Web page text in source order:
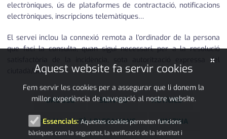
electròniques, ús de plataformes de contractació, notificacions
electròniques, inscripcions telemàtiques…
El servei inclou la connexió remota a l'ordinador de la persona
que faci la consulta, quan sigui necessari, per a la resolució
satisfactòria de la incidència, sota autorització expressa del
ciutadà/ana.
OAC 360 SERVEIS NOTÍCIES
PALAU-SOLITÀ I PLEGAMANS L'ALZINA
×
Aquest website fa servir cookies
Fem servir les cookies per a assegurar que li donem la
millor experiència de navegació al nostre website.
Essencials: Aquestes cookies permeten funcions
bàsiques com la seguretat, la verificació de la identitat i